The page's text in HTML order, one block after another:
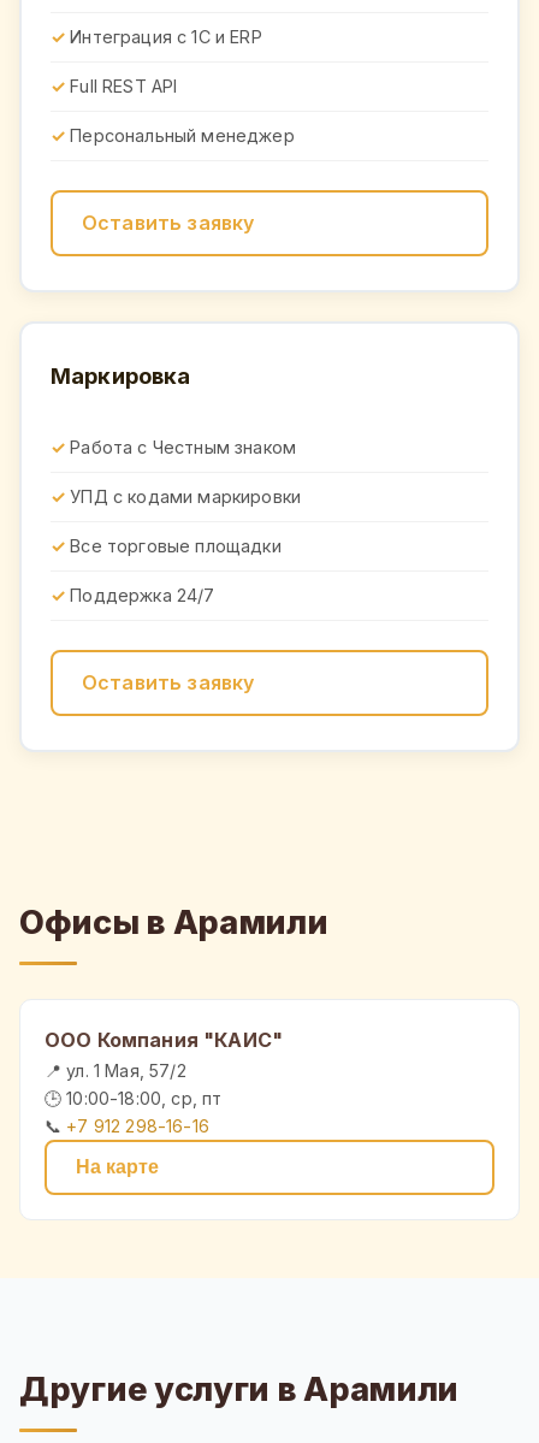
Интеграция с 1С и ERP
Full REST API
Персональный менеджер
Оставить заявку
Маркировка
Работа с Честным знаком
УПД с кодами маркировки
Все торговые площадки
Поддержка 24/7
Оставить заявку
Офисы в Арамили
ООО Компания "КАИС"
📍 ул. 1 Мая, 57/2
🕒 10:00-18:00, ср, пт
📞 +7 912 298-16-16
На карте
Другие услуги в Арамили